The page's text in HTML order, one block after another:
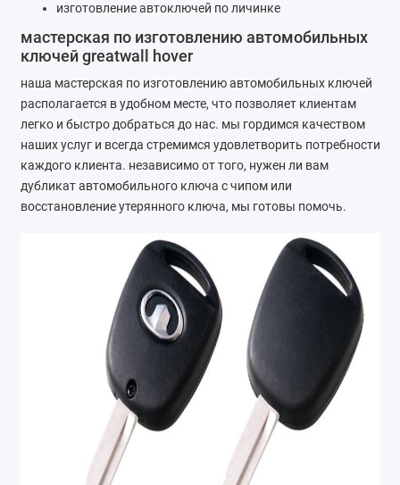
изготовление автоключей по личинке
мастерская по изготовлению автомобильных
ключей greatwall hover
наша мастерская по изготовлению автомобильных ключей
располагается в удобном месте, что позволяет клиентам
легко и быстро добраться до нас. мы гордимся качеством
наших услуг и всегда стремимся удовлетворить потребности
каждого клиента. независимо от того, нужен ли вам
дубликат автомобильного ключа с чипом или
восстановление утерянного ключа, мы готовы помочь.